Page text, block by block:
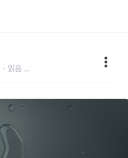
읽음 ...